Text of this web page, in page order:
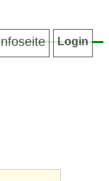
Login